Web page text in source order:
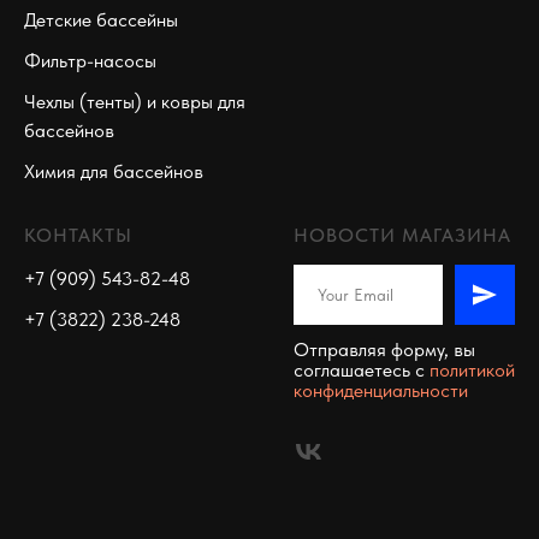
Детские бассейны
Фильтр-насосы
Чехлы (тенты) и ковры для
бассейнов
Химия для бассейнов
КОНТАКТЫ
+7 (909) 543-82-48
+7 (3822) 238-248
НОВОСТИ МАГАЗИНА
Отправляя форму, вы
соглашаетесь c политикой
конфиденциальности